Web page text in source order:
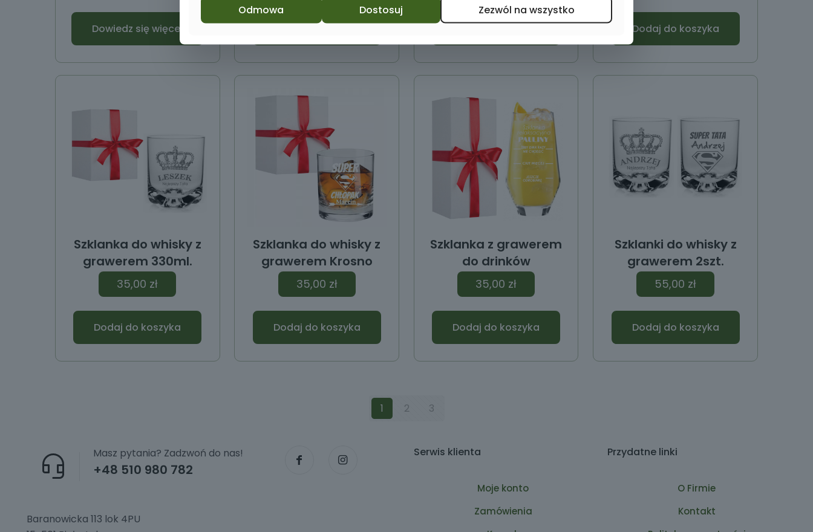
Dowiedz się więcej Dodaj do koszyka
Szklanka do whisky z
grawerem 330ml.
35,00 zł
Dodaj do koszyka
Szklanka do whisky z
grawerem Krosno
35,00 zł
Dodaj do koszyka
Szklanka z grawerem
do drinków
35,00 zł
Dodaj do koszyka
Szklanki do whisky z
grawerem 2szt.
55,00 zł
Dodaj do koszyka
1 2 3
+48 510 980 782
Masz pytania? Zadzwoń do nas!
Baranowicka 113 lok 4PU
Serwis klienta
Moje konto
Zamówienia
Przydatne linki
O Firmie
Kontakt
Odmowa Dostosuj Zezwól na wszystko